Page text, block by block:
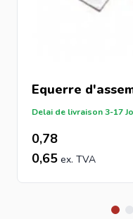
Equerre
Delai de livraison 3-17
0,78
0,65